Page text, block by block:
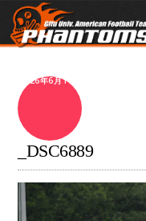
2026年6月14日
_DSC6889